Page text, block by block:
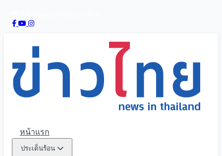
หน้าแรก
ประเด็นร้อน